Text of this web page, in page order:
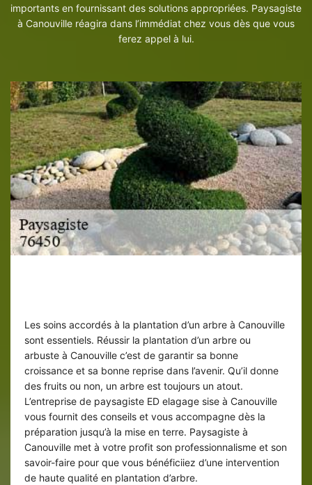
importants en fournissant des solutions appropriées. Paysagiste
à Canouville réagira dans l’immédiat chez vous dès que vous
ferez appel à lui.
Les soins accordés à la plantation d’un arbre à Canouville
sont essentiels. Réussir la plantation d’un arbre ou
arbuste à Canouville c’est de garantir sa bonne
croissance et sa bonne reprise dans l’avenir. Qu’il donne
des fruits ou non, un arbre est toujours un atout.
L’entreprise de paysagiste ED elagage sise à Canouville
vous fournit des conseils et vous accompagne dès la
préparation jusqu’à la mise en terre. Paysagiste à
Canouville met à votre profit son professionnalisme et son
savoir-faire pour que vous bénéficiiez d’une intervention
de haute qualité en plantation d’arbre.